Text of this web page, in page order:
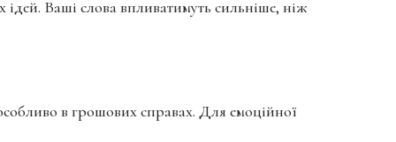
Ваші слова впливатимуть сильніше, ніж
в грошових справах. Для емоційної